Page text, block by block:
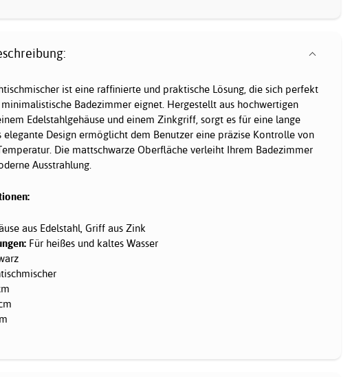
ist eine raffinierte und praktische Lösung, die sich perfekt
Badezimmer eignet. Hergestellt aus hochwertigen
Edelstahlgehäuse und einem Zinkgriff, sorgt es für eine lange
elegante Design ermöglicht dem Benutzer eine präzise Kontrolle von
Die mattschwarze Oberfläche verleiht Ihrem Badezimmer
Ausstrahlung.
aus Edelstahl, Griff aus Zink
Für heißes und kaltes Wasser